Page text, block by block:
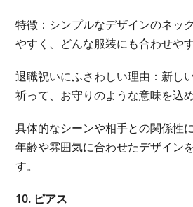
特徴：シンプルなデザインのネッ
やすく、どんな服装にも合わせやす
退職祝いにふさわしい理由：新し
祈って、お守りのような意味を込
具体的なシーンや相手との関係性
年齢や雰囲気に合わせたデザイン
す。
10. ピアス